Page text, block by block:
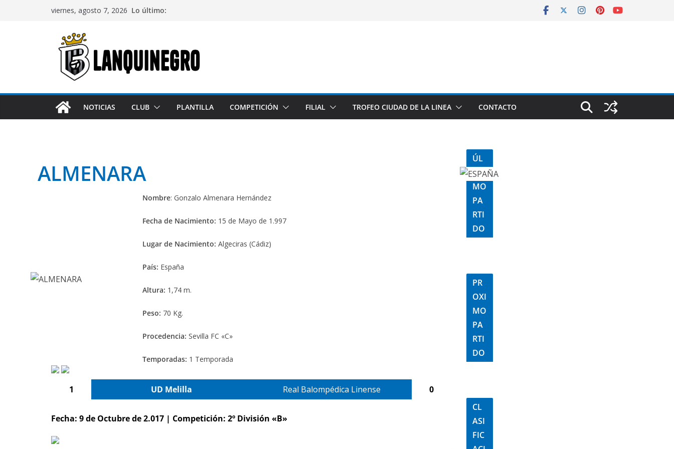
viernes, agosto 7, 2026 Lo último:
NOTICIAS CLUB PLANTILLA COMPETICIÓN FILIAL TROFEO CIUDAD DE LA LINEA CONTACTO
ALMENARA
Nombre: Gonzalo Almenara Hernández
Fecha de Nacimiento: 15 de Mayo de 1.997
Lugar de Nacimiento: Algeciras (Cádiz)
País: España
Altura: 1,74 m.
Peso: 70 Kg.
Procedencia: Sevilla FC «C»
Temporadas: 1 Temporada
1 UD Melilla Real Balompédica Linense 0
Fecha: 9 de Octubre de 2.017 | Competición: 2º División «B»
ÚL
TI
MO
PA
RTI
DO
PR
OXI
MO
PA
RTI
DO
CL
ASI
FIC